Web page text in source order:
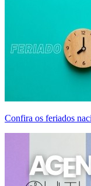
Confira os feriados